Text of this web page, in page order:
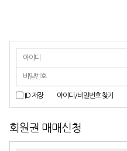
ID 저장 아이디/비밀번호 찾기
회원권 매매신청